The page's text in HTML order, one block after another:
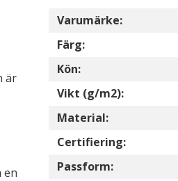
är
en
Varumärke:
Färg:
Kön:
Vikt (g/m2):
Material:
Certifiering:
Passform: